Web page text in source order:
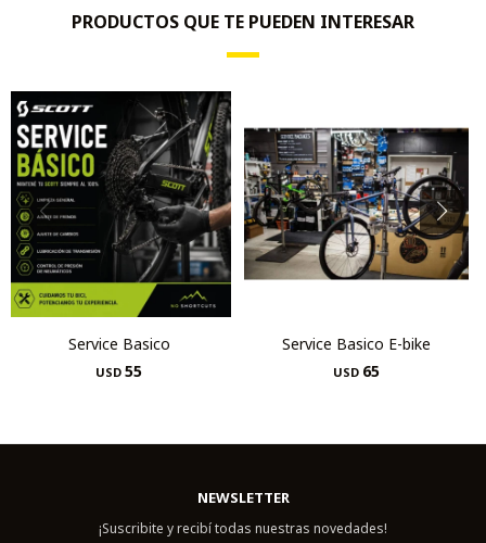
PRODUCTOS QUE TE PUEDEN INTERESAR
Service Basico
USD 55
Service Basico E-bike
USD 65
NEWSLETTER
¡Suscribite y recibí todas nuestras novedades!